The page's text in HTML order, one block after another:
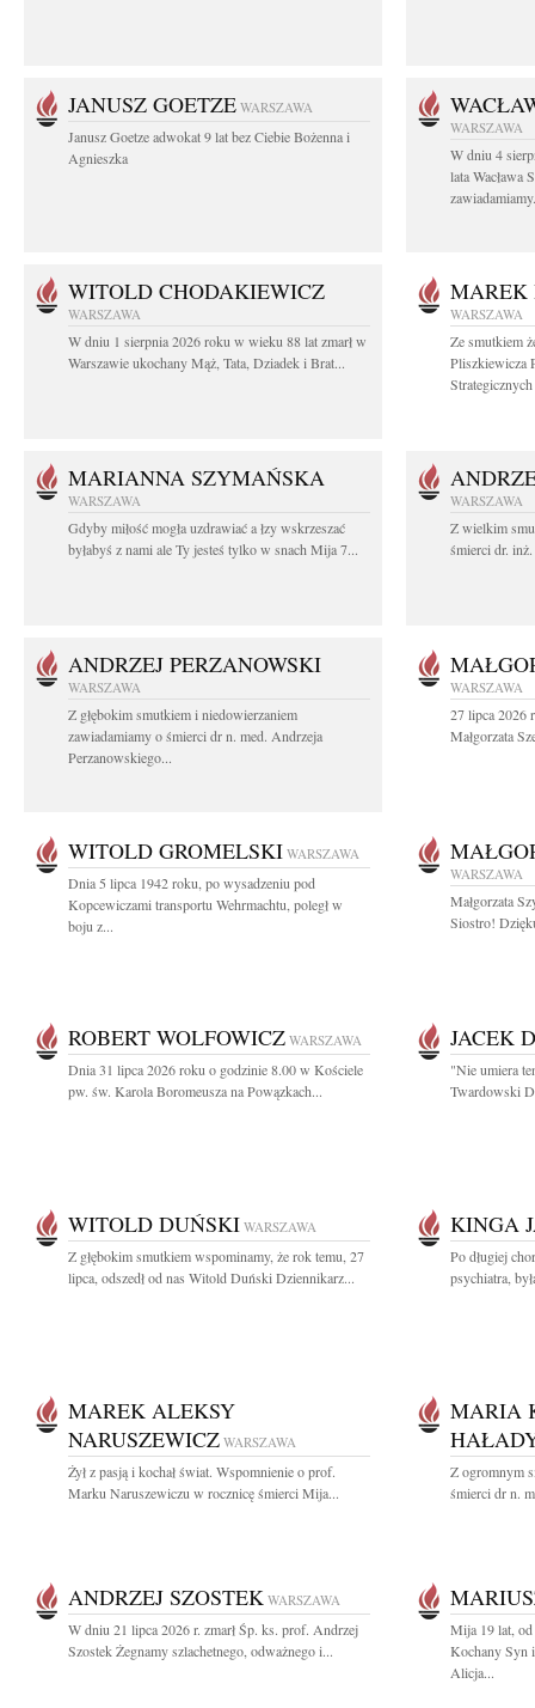
JANUSZ GOETZE WARSZAWA
Janusz Goetze adwokat 9 lat bez Ciebie Bożenna i
Agnieszka
WARSZAWA
W dniu 4
lata Wacława
WITOLD CHODAKIEWICZ
WARSZAWA
W dniu 1 sierpnia 2026 roku w wieku 88 lat zmarł w
Warszawie ukochany Mąż, Tata, Dziadek i Brat...
MAREK
WARSZAWA
Ze smutkiem
Pliszkiewicza
MARIANNA SZYMAŃSKA
WARSZAWA
Gdyby miłość mogła uzdrawiać a łzy wskrzeszać
byłabyś z nami ale Ty jesteś tylko w snach Mija 7...
WARSZAWA
Z wielkim
śmierci dr.
ANDRZEJ PERZANOWSKI
WARSZAWA
Z głębokim smutkiem i niedowierzaniem
zawiadamiamy o śmierci dr n. med. Andrzeja
Perzanowskiego...
WARSZAWA
27 lipca 2026
Małgorzata
WITOLD GROMELSKI WARSZAWA
Dnia 5 lipca 1942 roku, po wysadzeniu pod
Kopcewiczami transportu Wehrmachtu, poległ w
boju z...
WARSZAWA
Małgorzata
Siostro!
ROBERT WOLFOWICZ WARSZAWA
Dnia 31 lipca 2026 roku o godzinie 8.00 w Kościele
pw. św. Karola Boromeusza na Powązkach...
JACEK
"Nie umiera
Twardowski
WITOLD DUŃSKI WARSZAWA
Z głębokim smutkiem wspominamy, że rok temu, 27
lipca, odszedł od nas Witold Duński Dziennikarz...
KINGA
Po długiej
psychiatra,
MAREK ALEKSY
NARUSZEWICZ WARSZAWA
Żył z pasją i kochał świat. Wspomnienie o prof.
Marku Naruszewiczu w rocznicę śmierci Mija...
MARIA
Z ogromnym
śmierci dr n.
ANDRZEJ SZOSTEK WARSZAWA
W dniu 21 lipca 2026 r. zmarł Śp. ks. prof. Andrzej
Szostek Żegnamy szlachetnego, odważnego i...
Mija 19 lat,
Kochany Syn
Alicja...